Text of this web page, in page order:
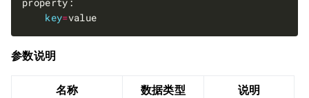
key=
参数说明
名称 数据类型 说明